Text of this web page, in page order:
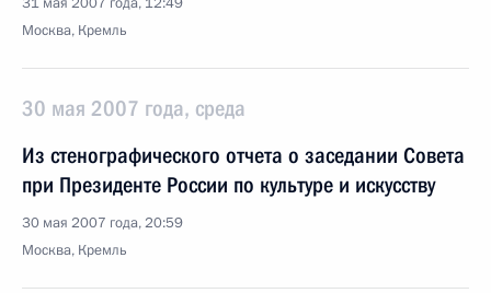
Москва, Кремль
30 мая 2007 года, среда
Из стенографического отчета о заседании Совета
при Президенте России по культуре и искусству
30 мая 2007 года, 20:59
Москва, Кремль